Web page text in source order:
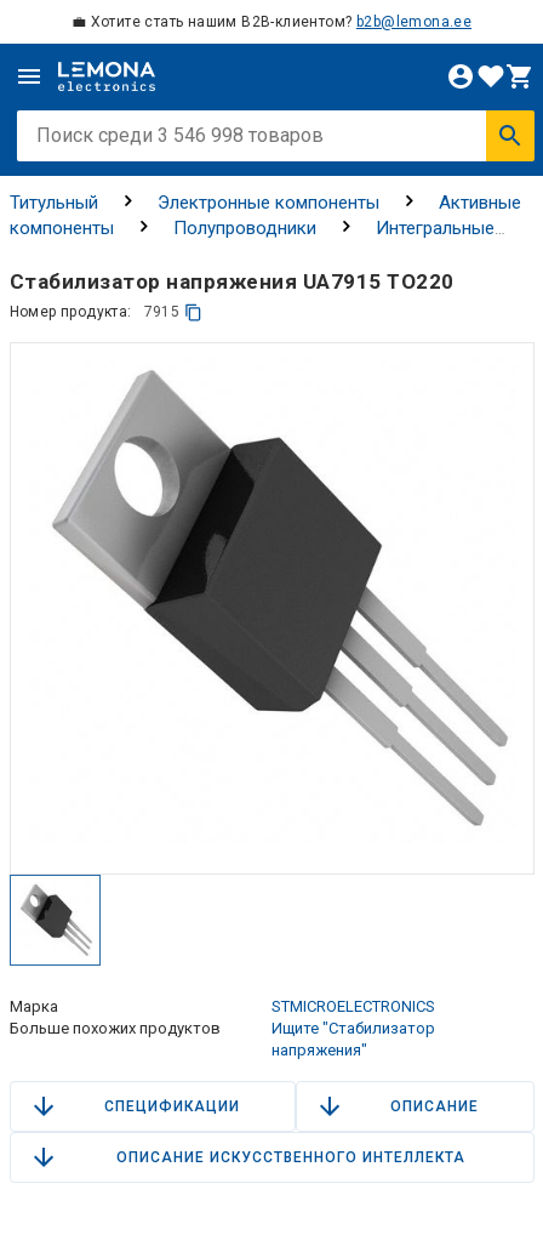
💼 Хотите стать нашим B2B-клиентом? b2b@lemona.ee
Титульный Электронные компоненты
Активные
компоненты
Полупроводники
Интегральные
(PMIC)
Стабилизатор напряжения UA7915 TO220
Номер продукта: 7915
Марка
STMICROELECTRONICS
Больше похожих продуктов
Ищите "Стабилизатор
напряжения"
СПЕЦИФИКАЦИИ ОПИСАНИЕ
ОПИСАНИЕ ИСКУССТВЕННОГО ИНТЕЛЛЕКТА